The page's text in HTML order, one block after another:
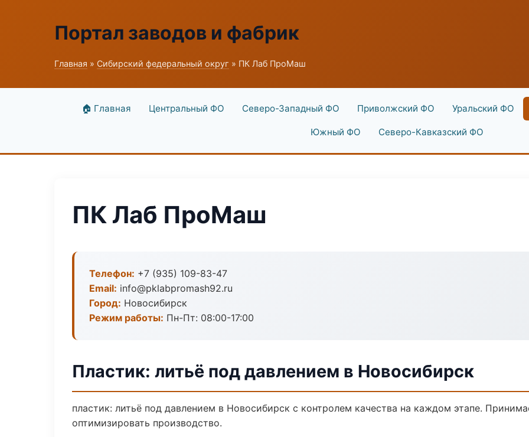
Портал заводов и фабрик
Главная » Сибирский федеральный округ » ПК Лаб ПроМаш
🏠 Главная Центральный ФО Северо-Западный ФО Приволжский ФО Уральский ФО
Южный ФО Северо-Кавказский ФО
ПК Лаб ПроМаш
Телефон: +7 (935) 109-83-47
Email: info@pklabpromash92.ru
Город: Новосибирск
Режим работы: Пн-Пт: 08:00-17:00
Пластик: литьё под давлением в Новосибирск
пластик: литьё под давлением в Новосибирск с контролем качества на каждом этапе.
оптимизировать производство.